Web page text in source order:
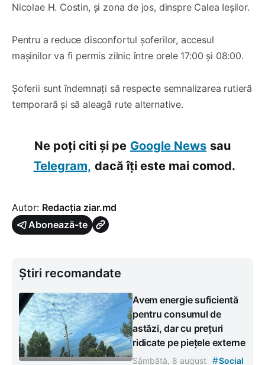
Nicolae H. Costin, și zona de jos, dinspre Calea Ieșilor.
Pentru a reduce disconfortul șoferilor, accesul
mașinilor va fi permis zilnic între orele 17:00 și 08:00.
Șoferii sunt îndemnați să respecte semnalizarea rutieră
temporară și să aleagă rute alternative.
Ne poți citi și pe Google News sau
Telegram, dacă îți este mai comod.
Autor: Redacția ziar.md
Abonează-te
Știri recomandate
Avem energie suficientă
pentru consumul de
astăzi, dar cu prețuri
ridicate pe piețele externe
Sâmbătă, 8 august #Social